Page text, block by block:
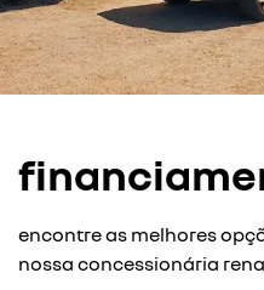
encontre as melhores
nossa concessionária